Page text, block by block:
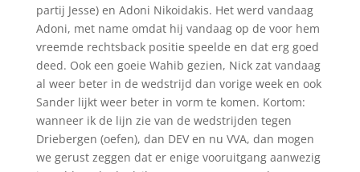
partij Jesse) en Adoni Nikoidakis. Het werd vandaag
Adoni, met name omdat hij vandaag op de voor hem
vreemde rechtsback positie speelde en dat erg goed
deed. Ook een goeie Wahib gezien, Nick zat vandaag
al weer beter in de wedstrijd dan vorige week en ook
Sander lijkt weer beter in vorm te komen. Kortom:
wanneer ik de lijn zie van de wedstrijden tegen
Driebergen (oefen), dan DEV en nu VVA, dan mogen
we gerust zeggen dat er enige vooruitgang aanwezig